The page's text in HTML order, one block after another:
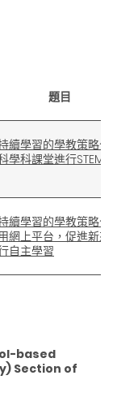
題目
續學習的學教策略分
學科課堂進行STEM
續學習的學教策略分
網上平台，促進新來
自主學習
based
Section of